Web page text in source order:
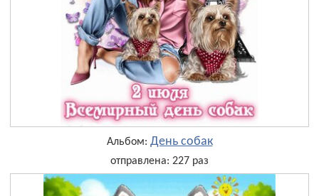
Альбом: День собак
отправлена: 227 раз